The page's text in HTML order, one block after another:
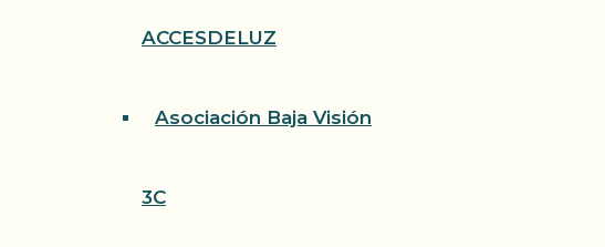
ACCESDELUZ
Asociación Baja Visión
3C